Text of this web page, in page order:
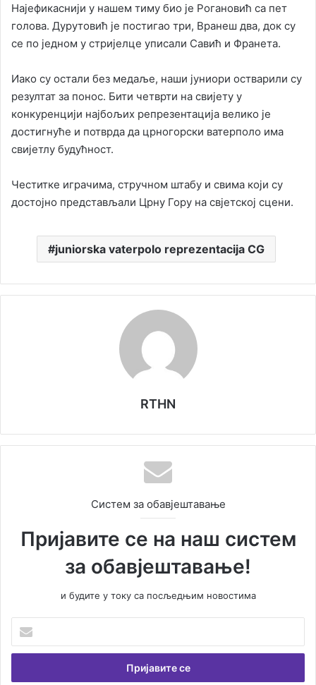
Најефикаснији у нашем тиму био је Рогановић са пет
голова. Дурутовић је постигао три, Вранеш два, док су
се по једном у стријелце уписали Савић и Франета.
Иако су остали без медаље, наши јуниори остварили су
резултат за понос. Бити четврти на свијету у
конкуренцији најбољих репрезентација велико је
достигнуће и потврда да црногорски ватерполо има
свијетлу будућност.
Честитке играчима, стручном штабу и свима који су
достојно представљали Црну Гору на свјетској сцени.
juniorska vaterpolo reprezentacija CG
RTHN
Систем за обавјештавање
Пријавите се на наш систем
за обавјештавање!
и будите у току са посљедњим новостима
е